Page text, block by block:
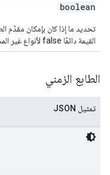
boolean
تحديد ما إذا كان بإمكان مقدّم
القيمة دائمًا false لأنواع غير المجلدات.
الطابع الزمني
تمثيل JSON